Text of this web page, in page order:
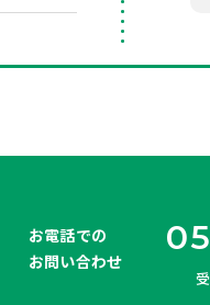
お電話での
お問い合わせ